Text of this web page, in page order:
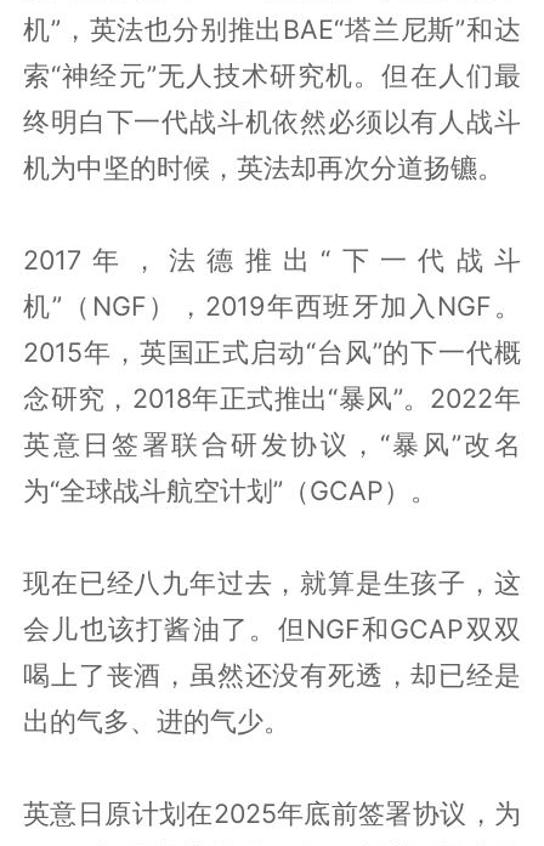
机”，英法也分别推出BAE“塔兰尼斯”和达
索“神经元”无人技术研究机。但在人们最
终明白下一代战斗机依然必须以有人战斗
机为中坚的时候，英法却再次分道扬镳。
2017年，法德推出“下一代战斗
机”（NGF），2019年西班牙加入NGF。
2015年，英国正式启动“台风”的下一代概
念研究，2018年正式推出“暴风”。2022年
英意日签署联合研发协议，“暴风”改名
为“全球战斗航空计划”（GCAP）。
现在已经八九年过去，就算是生孩子，这
会儿也该打酱油了。但NGF和GCAP双双
喝上了丧酒，虽然还没有死透，却已经是
出的气多、进的气少。
英意日原计划在2025年底前签署协议，为